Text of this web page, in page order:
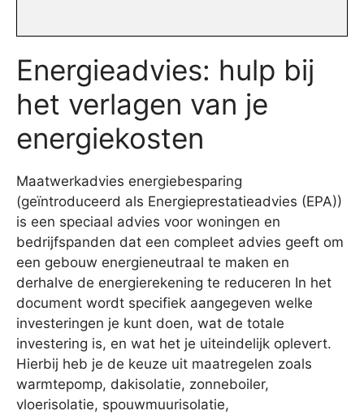
Energieadvies: hulp bij
het verlagen van je
energiekosten
Maatwerkadvies energiebesparing
(geïntroduceerd als Energieprestatieadvies (EPA))
is een speciaal advies voor woningen en
bedrijfspanden dat een compleet advies geeft om
een gebouw energieneutraal te maken en
derhalve de energierekening te reduceren In het
document wordt specifiek aangegeven welke
investeringen je kunt doen, wat de totale
investering is, en wat het je uiteindelijk oplevert.
Hierbij heb je de keuze uit maatregelen zoals
warmtepomp, dakisolatie, zonneboiler,
vloerisolatie, spouwmuurisolatie,